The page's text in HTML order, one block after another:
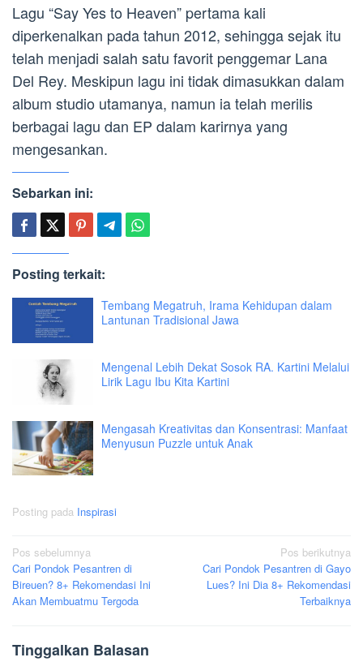
Lagu “Say Yes to Heaven” pertama kali
diperkenalkan pada tahun 2012, sehingga sejak itu
telah menjadi salah satu favorit penggemar Lana
Del Rey. Meskipun lagu ini tidak dimasukkan dalam
album studio utamanya, namun ia telah merilis
berbagai lagu dan EP dalam karirnya yang
mengesankan.
Sebarkan ini:
Posting terkait:
Tembang Megatruh, Irama Kehidupan dalam
Lantunan Tradisional Jawa
Mengenal Lebih Dekat Sosok RA. Kartini Melalui
Lirik Lagu Ibu Kita Kartini
Mengasah Kreativitas dan Konsentrasi: Manfaat
Menyusun Puzzle untuk Anak
Posting pada Inspirasi
Navigasi
pos
Pos sebelumnya
Cari Pondok Pesantren di
Bireuen? 8+ Rekomendasi Ini
Akan Membuatmu Tergoda
Pos berikutnya
Cari Pondok Pesantren di Gayo
Lues? Ini Dia 8+ Rekomendasi
Terbaiknya
Tinggalkan Balasan